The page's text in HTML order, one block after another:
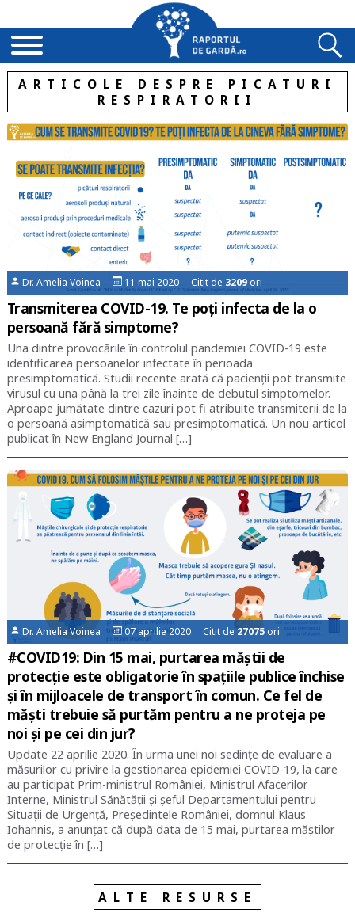
ARTICOLE DESPRE PICATURI
RESPIRATORII
Dr. Amelia Voinea 11 mai 2020 Citit de 3209ori
Transmiterea COVID-19. Te poți infecta de la o
persoană fără simptome?
Una dintre provocările în controlul pandemiei COVID-19 este
identificarea persoanelor infectate în perioada
presimptomatică. Studii recente arată că pacienții pot transmite
virusul cu una până la trei zile înainte de debutul simptomelor.
Aproape jumătate dintre cazuri pot fi atribuite transmiterii de la
o persoană asimptomatică sau presimptomatică. Un nou articol
publicat în New England Journal […]
Dr. Amelia Voinea 07 aprilie 2020 Citit de27075 ori
#COVID19: Din 15 mai, purtarea măștii de
protecție este obligatorie în spațiile publice închise
și în mijloacele de transport în comun. Ce fel de
măști trebuie să purtăm pentru a ne proteja pe
noi și pe cei din jur?
Update 22 aprilie 2020. În urma unei noi sedințe de evaluare a
măsurilor cu privire la gestionarea epidemiei COVID-19, la care
au participat Prim-ministrul României, Ministrul Afacerilor
Interne, Ministrul Sănătății și șeful Departamentului pentru
Situații de Urgență, Președintele României, domnul Klaus
Iohannis, a anunțat că după data de 15 mai, purtarea măștilor
de protecție în […]
ALTE RESURSE